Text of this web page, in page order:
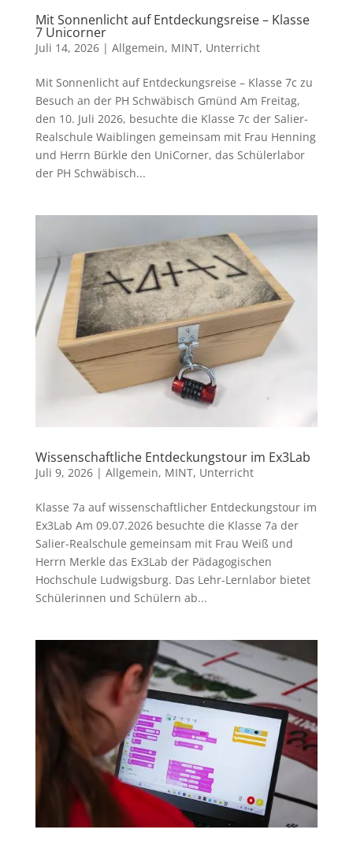
Mit Sonnenlicht auf Entdeckungsreise – Klasse
7 Unicorner
Juli 14, 2026| Allgemein, MINT, Unterricht
Mit Sonnenlicht auf Entdeckungsreise – Klasse 7c zu
Besuch an der PH Schwäbisch Gmünd Am Freitag,
den 10. Juli 2026, besuchte die Klasse 7c der Salier-
Realschule Waiblingen gemeinsam mit Frau Henning
und Herrn Bürkle den UniCorner, das Schülerlabor
der PH Schwäbisch...
Wissenschaftliche Entdeckungstour im Ex3Lab
Juli 9, 2026| Allgemein, MINT, Unterricht
Klasse 7a auf wissenschaftlicher Entdeckungstour im
Ex3Lab Am 09.07.2026 besuchte die Klasse 7a der
Salier-Realschule gemeinsam mit Frau Weiß und
Herrn Merkle das Ex3Lab der Pädagogischen
Hochschule Ludwigsburg. Das Lehr-Lernlabor bietet
Schülerinnen und Schülern ab...